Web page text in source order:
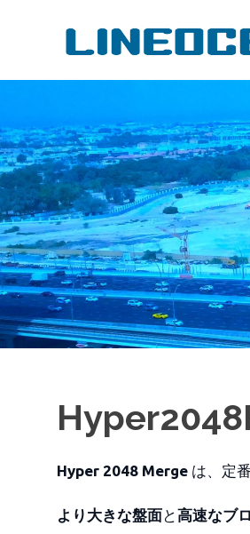
ス
キ
ッ
プ
Hyper 2048 Merge は、定
より大きな盤面と高速なブ